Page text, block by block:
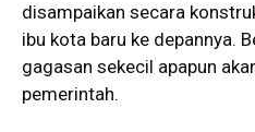
disampaikan secara
ibu kota baru ke depannya.
gagasan sekecil apapun
pemerintah.